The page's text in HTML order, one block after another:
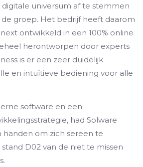
digitale universum af te stemmen
groep. Het bedrijf heeft daarom
ontwikkeld in een 100% online
herontworpen door experts
is er een zeer duidelijk
en intuïtieve bediening voor alle
software en een
had Solware
handen om zich sereen te
D02 van de niet te missen